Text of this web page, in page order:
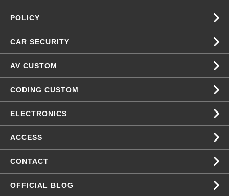
POLICY
CAR SECURITY
AV CUSTOM
CODING CUSTOM
ELECTRONICS
ACCESS
CONTACT
OFFICIAL BLOG